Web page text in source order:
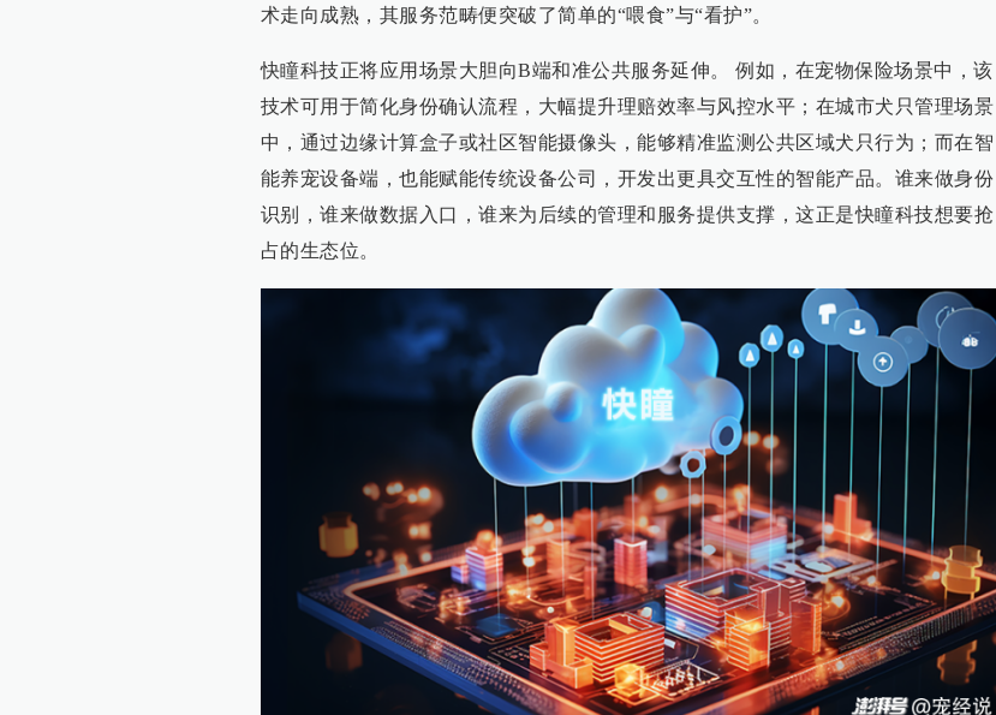
术走向成熟，其服务范畴便突破了简单的“喂食”与“看护”。
快瞳科技正将应用场景大胆向B端和准公共服务延伸。 例如，在宠物保险场景中，该
技术可用于简化身份确认流程，大幅提升理赔效率与风控水平；在城市犬只管理场景
中，通过边缘计算盒子或社区智能摄像头，能够精准监测公共区域犬只行为；而在智
能养宠设备端，也能赋能传统设备公司，开发出更具交互性的智能产品。谁来做身份
识别，谁来做数据入口，谁来为后续的管理和服务提供支撑，这正是快瞳科技想要抢
占的生态位。